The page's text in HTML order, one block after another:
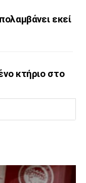
εκεί
κτήριο στο